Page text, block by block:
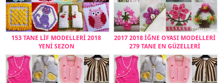
153 TANE LİF MODELLERİ 2018
YENİ SEZON
2017 2018 İĞNE OYASI MODELLERİ
279 TANE EN GÜZELLERİ